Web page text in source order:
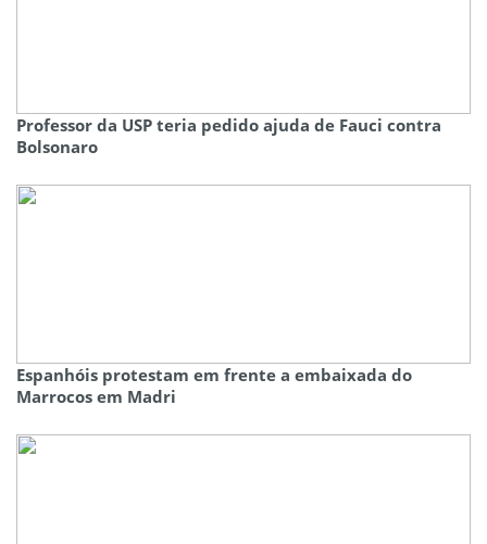
Professor da USP teria pedido ajuda de Fauci contra
Bolsonaro
Espanhóis protestam em frente a embaixada do
Marrocos em Madri